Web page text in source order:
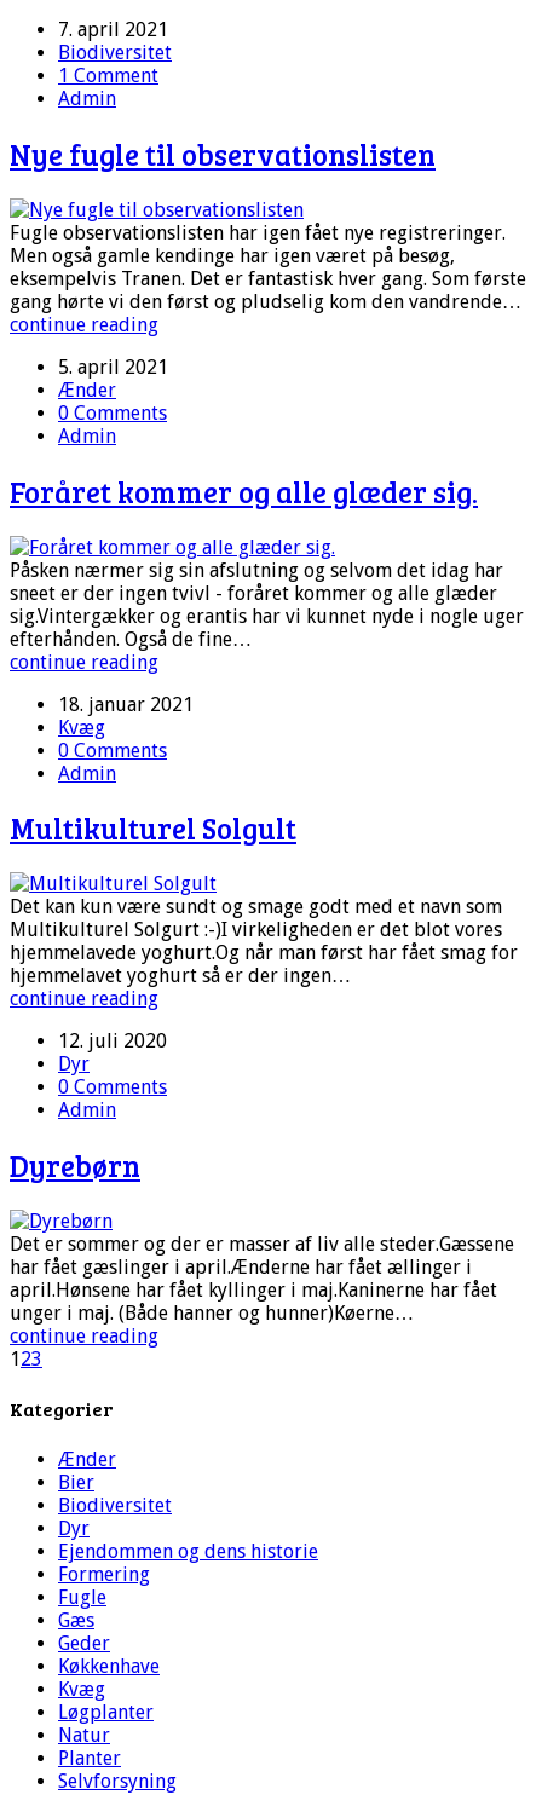
7. april 2021
Biodiversitet
1 Comment
Admin
Nye fugle til observationslisten
Fugle observationslisten har igen fået nye registreringer.
Men også gamle kendinge har igen været på besøg,
eksempelvis Tranen. Det er fantastisk hver gang. Som første
gang hørte vi den først og pludselig kom den vandrende…
continue reading
5. april 2021
Ænder
0 Comments
Admin
Foråret kommer og alle glæder sig.
Påsken nærmer sig sin afslutning og selvom det idag har
sneet er der ingen tvivl - foråret kommer og alle glæder
sig.Vintergækker og erantis har vi kunnet nyde i nogle uger
efterhånden. Også de fine…
continue reading
18. januar 2021
Kvæg
0 Comments
Admin
Multikulturel Solgult
Det kan kun være sundt og smage godt med et navn som
Multikulturel Solgurt :-)I virkeligheden er det blot vores
hjemmelavede yoghurt.Og når man først har fået smag for
hjemmelavet yoghurt så er der ingen…
continue reading
12. juli 2020
Dyr
0 Comments
Admin
Dyrebørn
Det er sommer og der er masser af liv alle steder.Gæssene
har fået gæslinger i april.Ænderne har fået ællinger i
april.Hønsene har fået kyllinger i maj.Kaninerne har fået
unger i maj. (Både hanner og hunner)Køerne…
continue reading
123
Kategorier
Ænder
Bier
Biodiversitet
Dyr
Ejendommen og dens historie
Formering
Fugle
Gæs
Geder
Køkkenhave
Kvæg
Løgplanter
Natur
Planter
Selvforsyning